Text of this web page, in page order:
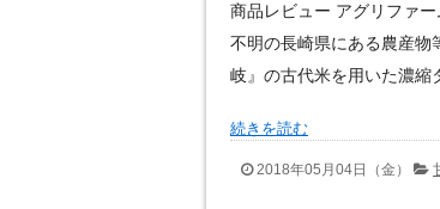
商品レビュー アグリファ
不明の長崎県にある農産物
岐』の古代米を用いた濃縮
続きを読む
2018年05月04日（金）